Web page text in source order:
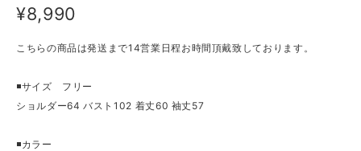
¥8,990
こちらの商品は発送まで14営業日程お時間頂戴致しております。
◾️サイズ フリー
ショルダー64 バスト102 着丈60 袖丈57
◾️カラー